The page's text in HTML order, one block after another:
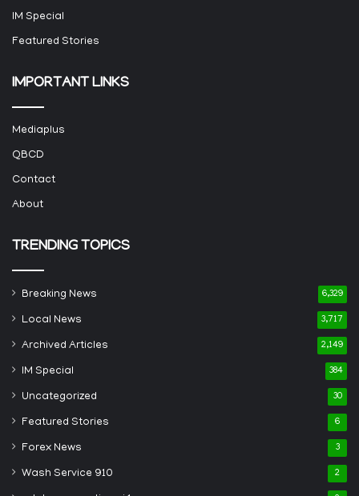
IM Special
Featured Stories
IMPORTANT LINKS
Mediaplus
QBCD
Contact
About
TRENDING TOPICS
Breaking News 6,329
Local News 3,717
Archived Articles 2,149
IM Special 384
Uncategorized 30
Featured Stories 6
Forex News 3
Wash Service 910 2